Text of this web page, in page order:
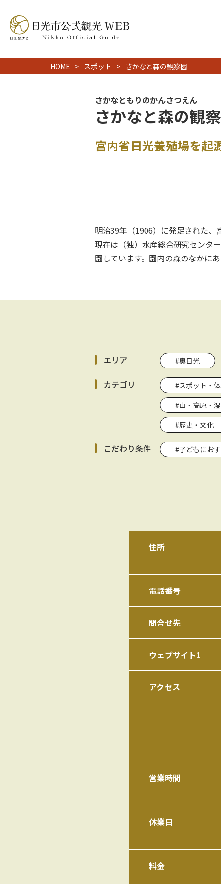
HOME スポット さかなと森の観察園
さかなともりのかんさつえん
さかなと森の観
宮内省日光養殖場を起
明治39年（1906）に発足された、
現在は（独）水産総合研究センタ
園しています。園内の森のなかに
エリア #奥日光
カテゴリ
#スポット・
#山・高原・
#歴史・文化
こだわり条件 #子どもにお
住所
電話番号
問合せ先
ウェブサイト1
アクセス
営業時間
休業日
料金